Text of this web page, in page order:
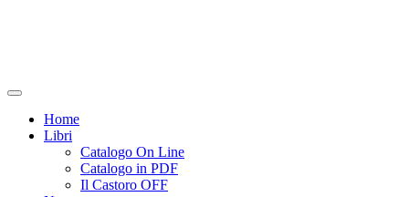
Home
Libri
Catalogo On Line
Catalogo in PDF
Il Castoro OFF